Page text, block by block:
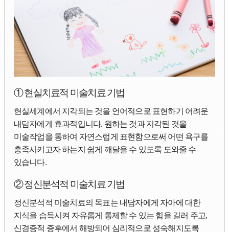
① 현실치료적 미술치료 기법
현실세계에서 지각되는 것을 언어적으로 표현하기 어려운
내담자에게 효과적입니다. 원하는 것과 지각된 것을
미술작업을 통하여 자연스럽게 표현함으로써 어떤 욕구를
충족시키고자 하는지 쉽게 깨달을 수 있도록 도와줄 수
있습니다.
② 정신분석적 미술치료 기법
정신분석적 미술치료의 목표는 내담자에게 자아에 대한
지식을 습득시켜 자유롭게 통제할 수 있는 힘을 길러 주고,
신경증적 증후에서 해방되어 심리적으로 성숙해지도록